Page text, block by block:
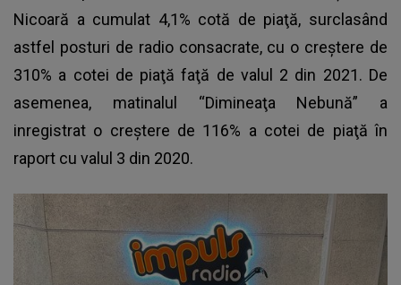
Nicoară a cumulat 4,1% cotă de piaţă, surclasând
astfel posturi de radio consacrate, cu o creştere de
310% a cotei de piaţă faţă de valul 2 din 2021. De
asemenea, matinalul “Dimineaţa Nebună” a
inregistrat o creştere de 116% a cotei de piaţă în
raport cu valul 3 din 2020.